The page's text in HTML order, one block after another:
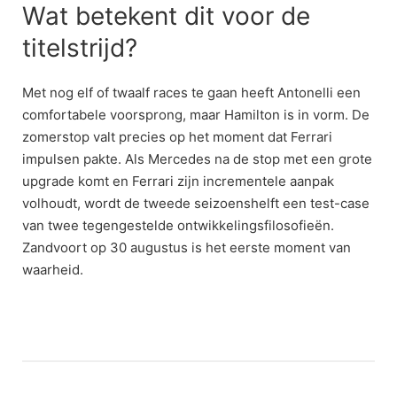
Wat betekent dit voor de
titelstrijd?
Met nog elf of twaalf races te gaan heeft Antonelli een
comfortabele voorsprong, maar Hamilton is in vorm. De
zomerstop valt precies op het moment dat Ferrari
impulsen pakte. Als Mercedes na de stop met een grote
upgrade komt en Ferrari zijn incrementele aanpak
volhoudt, wordt de tweede seizoenshelft een test-case
van twee tegengestelde ontwikkelingsfilosofieën.
Zandvoort op 30 augustus is het eerste moment van
waarheid.